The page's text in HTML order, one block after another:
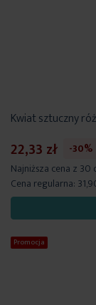
Kwiat sztuczny
22,33 zł
-30%
Najniższa cena z 30
Cena regularna:
Promocja